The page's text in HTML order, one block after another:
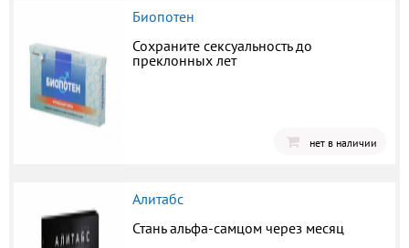
Биопотен
Сохраните сексуальность до
преклонных лет
нет в наличии
Алитабс
Стань альфа-самцом через месяц